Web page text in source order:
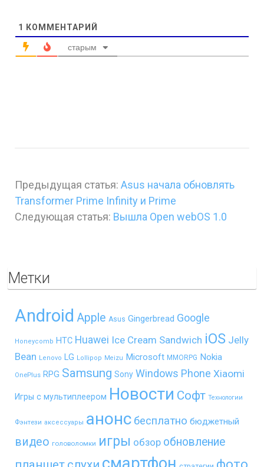
1 КОММЕНТАРИЙ
старым
Предыдущая статья: Asus начала обновлять
Transformer Prime Infinity и Prime
Следующая статья: Вышла Open webOS 1.0
Метки
Android Apple Asus Gingerbread Google
Honeycomb HTC Huawei Ice Cream Sandwich iOS Jelly
Bean Lenovo LG Lollipop Meizu Microsoft MMORPG Nokia
OnePlus RPG Samsung Sony Windows Phone Xiaomi
Игры с мультиплеером Новости Софт Технологии
Фэнтези аксессуары анонс бесплатно бюджетный
видео головоломки игры обзор обновление